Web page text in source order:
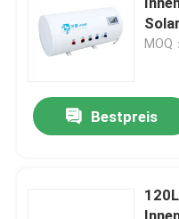
für
MOQ
Bestpreis